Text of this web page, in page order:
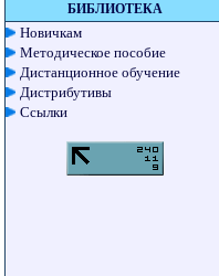
БИБЛИОТЕКА
Новичкам
Методическое пособие
Дистанционное обучение
Дистрибутивы
Ссылки